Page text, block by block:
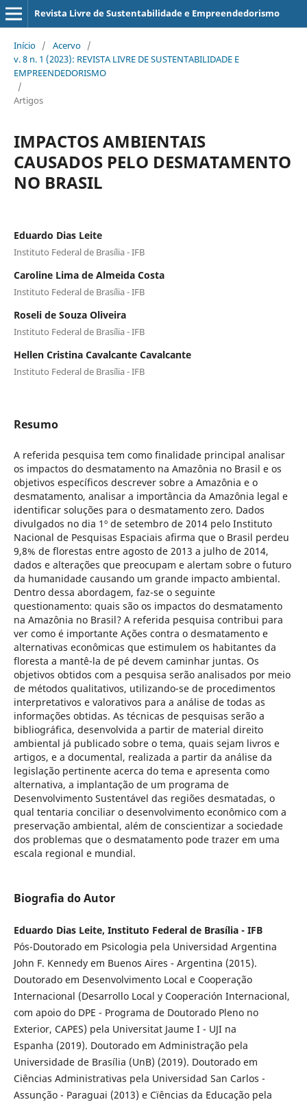
Revista Livre de Sustentabilidade e Empreendedorismo
Início / Acervo /
v. 8 n. 1 (2023): REVISTA LIVRE DE SUSTENTABILIDADE E
EMPREENDEDORISMO
/
Artigos
IMPACTOS AMBIENTAIS
CAUSADOS PELO DESMATAMENTO
NO BRASIL
Eduardo Dias Leite
Instituto Federal de Brasília - IFB
Caroline Lima de Almeida Costa
Instituto Federal de Brasília - IFB
Roseli de Souza Oliveira
Instituto Federal de Brasília - IFB
Hellen Cristina Cavalcante Cavalcante
Instituto Federal de Brasília - IFB
Resumo
A referida pesquisa tem como finalidade principal analisar
os impactos do desmatamento na Amazônia no Brasil e os
objetivos específicos descrever sobre a Amazônia e o
desmatamento, analisar a importância da Amazônia legal e
identificar soluções para o desmatamento zero. Dados
divulgados no dia 1º de setembro de 2014 pelo Instituto
Nacional de Pesquisas Espaciais afirma que o Brasil perdeu
9,8% de florestas entre agosto de 2013 a julho de 2014,
dados e alterações que preocupam e alertam sobre o futuro
da humanidade causando um grande impacto ambiental.
Dentro dessa abordagem, faz-se o seguinte
questionamento: quais são os impactos do desmatamento
na Amazônia no Brasil? A referida pesquisa contribui para
ver como é importante Ações contra o desmatamento e
alternativas econômicas que estimulem os habitantes da
floresta a mantê-la de pé devem caminhar juntas. Os
objetivos obtidos com a pesquisa serão analisados por meio
de métodos qualitativos, utilizando-se de procedimentos
interpretativos e valorativos para a análise de todas as
informações obtidas. As técnicas de pesquisas serão a
bibliográfica, desenvolvida a partir de material direito
ambiental já publicado sobre o tema, quais sejam livros e
artigos, e a documental, realizada a partir da análise da
legislação pertinente acerca do tema e apresenta como
alternativa, a implantação de um programa de
Desenvolvimento Sustentável das regiões desmatadas, o
qual tentaria conciliar o desenvolvimento econômico com a
preservação ambiental, além de conscientizar a sociedade
dos problemas que o desmatamento pode trazer em uma
escala regional e mundial.
Biografia do Autor
Eduardo Dias Leite, Instituto Federal de Brasília - IFB
Pós-Doutorado em Psicologia pela Universidad Argentina
John F. Kennedy em Buenos Aires - Argentina (2015).
Doutorado em Desenvolvimento Local e Cooperação
Internacional (Desarrollo Local y Cooperación Internacional,
com apoio do DPE - Programa de Doutorado Pleno no
Exterior, CAPES) pela Universitat Jaume I - UJI na
Espanha (2019). Doutorado em Administração pela
Universidade de Brasília (UnB) (2019). Doutorado em
Ciências Administrativas pela Universidad San Carlos -
Assunção - Paraguai (2013) e Cïências da Educação pela